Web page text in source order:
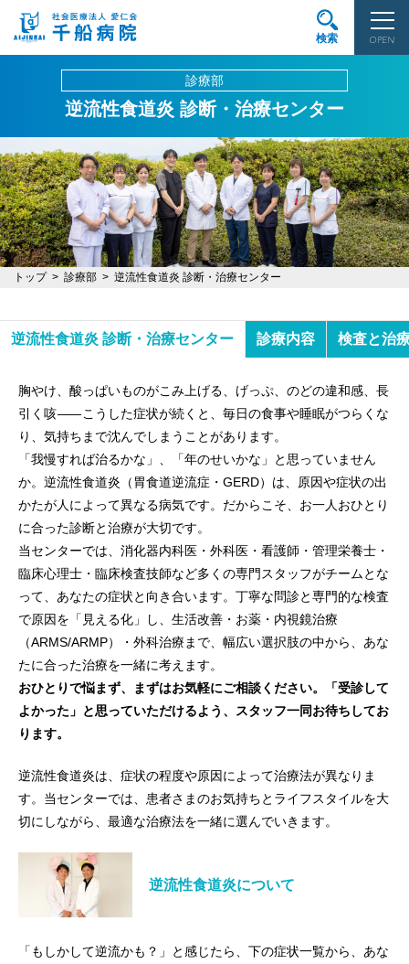
OPEN
検索
診療部
逆流性食道炎 診断・治療センター
トップ 診療部 逆流性食道炎 診断・治療センター
逆流性食道炎 診断・治療センター 診療内容 検査と治
胸やけ、酸っぱいものがこみ上げる、げっぷ、のどの違和感、長
引く咳――こうした症状が続くと、毎日の食事や睡眠がつらくな
り、気持ちまで沈んでしまうことがあります。
「我慢すれば治るかな」、「年のせいかな」と思っていません
か。逆流性食道炎（胃食道逆流症・GERD）は、原因や症状の出
かたが人によって異なる病気です。だからこそ、お一人おひとり
に合った診断と治療が大切です。
当センターでは、消化器内科医・外科医・看護師・管理栄養士・
臨床心理士・臨床検査技師など多くの専門スタッフがチームとな
って、あなたの症状と向き合います。丁寧な問診と専門的な検査
で原因を「見える化」し、生活改善・お薬・内視鏡治療
（ARMS/ARMP）・外科治療まで、幅広い選択肢の中から、あな
たに合った治療を一緒に考えます。
おひとりで悩まず、まずはお気軽にご相談ください。「受診して
よかった」と思っていただけるよう、スタッフ一同お待ちしてお
ります。
逆流性食道炎は、症状の程度や原因によって治療法が異なりま
す。当センターでは、患者さまのお気持ちとライフスタイルを大
切にしながら、最適な治療法を一緒に選んでいきます。
逆流性食道炎について
「もしかして逆流かも？」と感じたら、下の症状一覧から、あな